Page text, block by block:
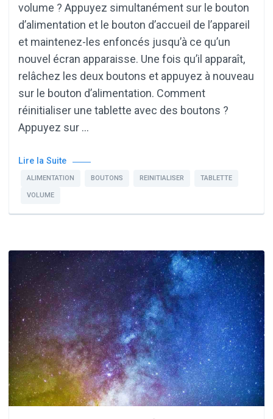
volume ? Appuyez simultanément sur le bouton
d’alimentation et le bouton d’accueil de l’appareil
et maintenez-les enfoncés jusqu’à ce qu’un
nouvel écran apparaisse. Une fois qu’il apparaît,
relâchez les deux boutons et appuyez à nouveau
sur le bouton d’alimentation. Comment
réinitialiser une tablette avec des boutons ?
Appuyez sur …
Lire la Suite
ALIMENTATION BOUTONS REINITIALISER TABLETTE
VOLUME